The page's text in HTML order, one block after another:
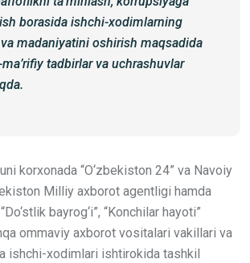
borasida ishchi-xodimlarning
madaniyatini oshirish maqsadida
tadbirlar va uchrashuvlar
korxonada “O‘zbekiston 24” va Navoiy
Milliy axborot agentligi hamda
bayrog‘i”, “Konchilar hayoti”
ommaviy axborot vositalari vakillari va
ishchi-xodimlari ishtirokida tashkil